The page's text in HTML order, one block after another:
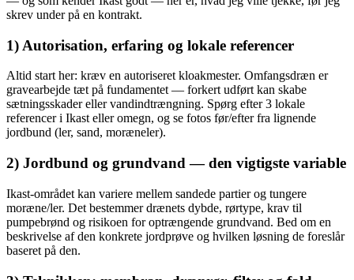
skrev under på en kontrakt.
1) Autorisation, erfaring og lokale referencer
Altid start her: kræv en autoriseret kloakmester. Omfangsdræn er
gravearbejde tæt på fundamentet — forkert udført kan skabe
sætningsskader eller vandindtrængning. Spørg efter 3 lokale
referencer i Ikast eller omegn, og se fotos før/efter fra lignende
jordbund (ler, sand, moræneler).
2) Jordbund og grundvand — den vigtigste variable
Ikast-området kan variere mellem sandede partier og tungere
moræne/ler. Det bestemmer drænets dybde, rørtype, krav til
pumpebrønd og risikoen for optrængende grundvand. Bed om en
beskrivelse af den konkrete jordprøve og hvilken løsning de foreslår
baseret på den.